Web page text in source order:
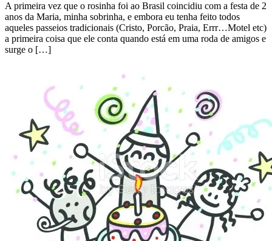
A primeira vez que o rosinha foi ao Brasil coincidiu com a festa de 2
anos da Maria, minha sobrinha, e embora eu tenha feito todos
aqueles passeios tradicionais (Cristo, Porcão, Praia, Errr…Motel etc)
a primeira coisa que ele conta quando está em uma roda de amigos e
surge o […]